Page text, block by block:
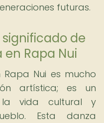
futuras.
de
Rapa Nui
Nui es mucho
artística; es un
la vida cultural y
Esta danza